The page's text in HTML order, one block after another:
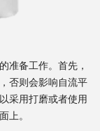
准备工作。首先，
否则会影响自流平
采用打磨或者使用
上。